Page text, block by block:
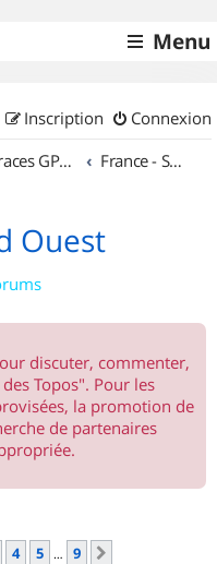
Menu
Connexion
Inscription
Traces GPS de randos VTT France - Sud Ouest
Ouest
discuter, commenter,
Topos". Pour les
la promotion de
de partenaires
4 5 … 9